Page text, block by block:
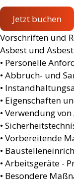
Jetzt buchen
Vorschriften und
Asbest und
• Personelle
• Abbruch- und
•
• Eigenschaften
• Verwendung
•
• Vorbereitende
•
• Arbeitsgeräte -
• Besondere